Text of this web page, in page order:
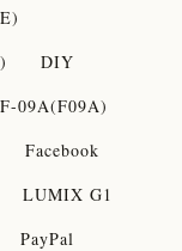
DIY
F-09A(F09A)
Facebook
LUMIX G1
PayPal